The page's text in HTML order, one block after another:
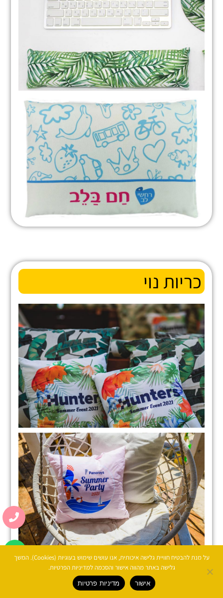
כריות נוי
על מנת להבטיח חוויית גלישה איכותית, אנו עושים שימוש בעוגיות (Cookies). המשך
גלישה באתר מהווה אישור והסכמה למדיניות הפרטיות.
אישור מדיניות פרטיות